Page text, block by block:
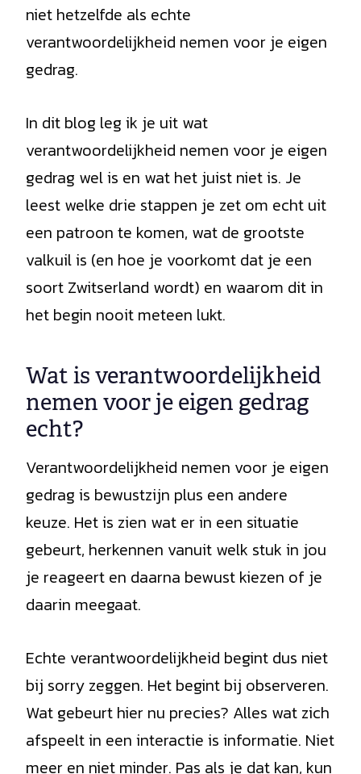
niet hetzelfde als echte
verantwoordelijkheid nemen voor je eigen
gedrag.
In dit blog leg ik je uit wat
verantwoordelijkheid nemen voor je eigen
gedrag wel is en wat het juist niet is. Je
leest welke drie stappen je zet om echt uit
een patroon te komen, wat de grootste
valkuil is (en hoe je voorkomt dat je een
soort Zwitserland wordt) en waarom dit in
het begin nooit meteen lukt.
Wat is verantwoordelijkheid
nemen voor je eigen gedrag
echt?
Verantwoordelijkheid nemen voor je eigen
gedrag is bewustzijn plus een andere
keuze. Het is zien wat er in een situatie
gebeurt, herkennen vanuit welk stuk in jou
je reageert en daarna bewust kiezen of je
daarin meegaat.
Echte verantwoordelijkheid begint dus niet
bij sorry zeggen. Het begint bij observeren.
Wat gebeurt hier nu precies? Alles wat zich
afspeelt in een interactie is informatie. Niet
meer en niet minder. Pas als je dat kan, kun